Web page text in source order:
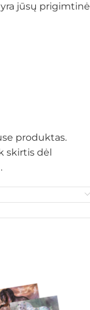
jūsų prigimtinė
produktas.
skirtis dėl